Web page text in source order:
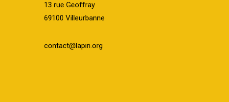
13 rue Geoffray
69100 Villeurbanne
contact@lapin.org